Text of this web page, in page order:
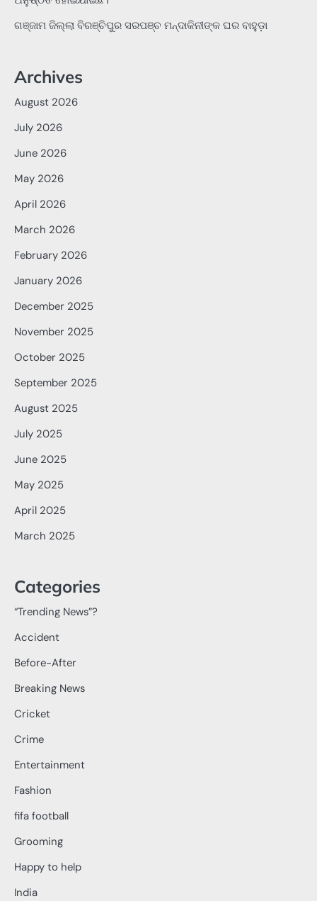
ଗଞ୍ଜାମ ଜିଲ୍ଲା ବିରଞ୍ଚିପୁର ସରପଞ୍ଚ ମନ୍ଦାକିନୀଙ୍କ ଘର ବାହୁଡ଼ା
Archives
August 2026
July 2026
June 2026
May 2026
April 2026
March 2026
February 2026
January 2026
December 2025
November 2025
October 2025
September 2025
August 2025
July 2025
June 2025
May 2025
April 2025
March 2025
Categories
“Trending News”?
Accident
Before-After
Breaking News
Cricket
Crime
Entertainment
Fashion
fifa football
Grooming
Happy to help
India